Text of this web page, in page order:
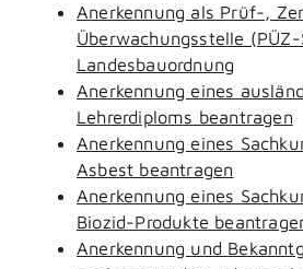
Anerkennung als Prüf-,
Überwachungsstelle
Landesbauordnung
Anerkennung eines
Lehrerdiploms beantragen
Anerkennung eines
Asbest beantragen
Anerkennung eines
Biozid-Produkte
Anerkennung und